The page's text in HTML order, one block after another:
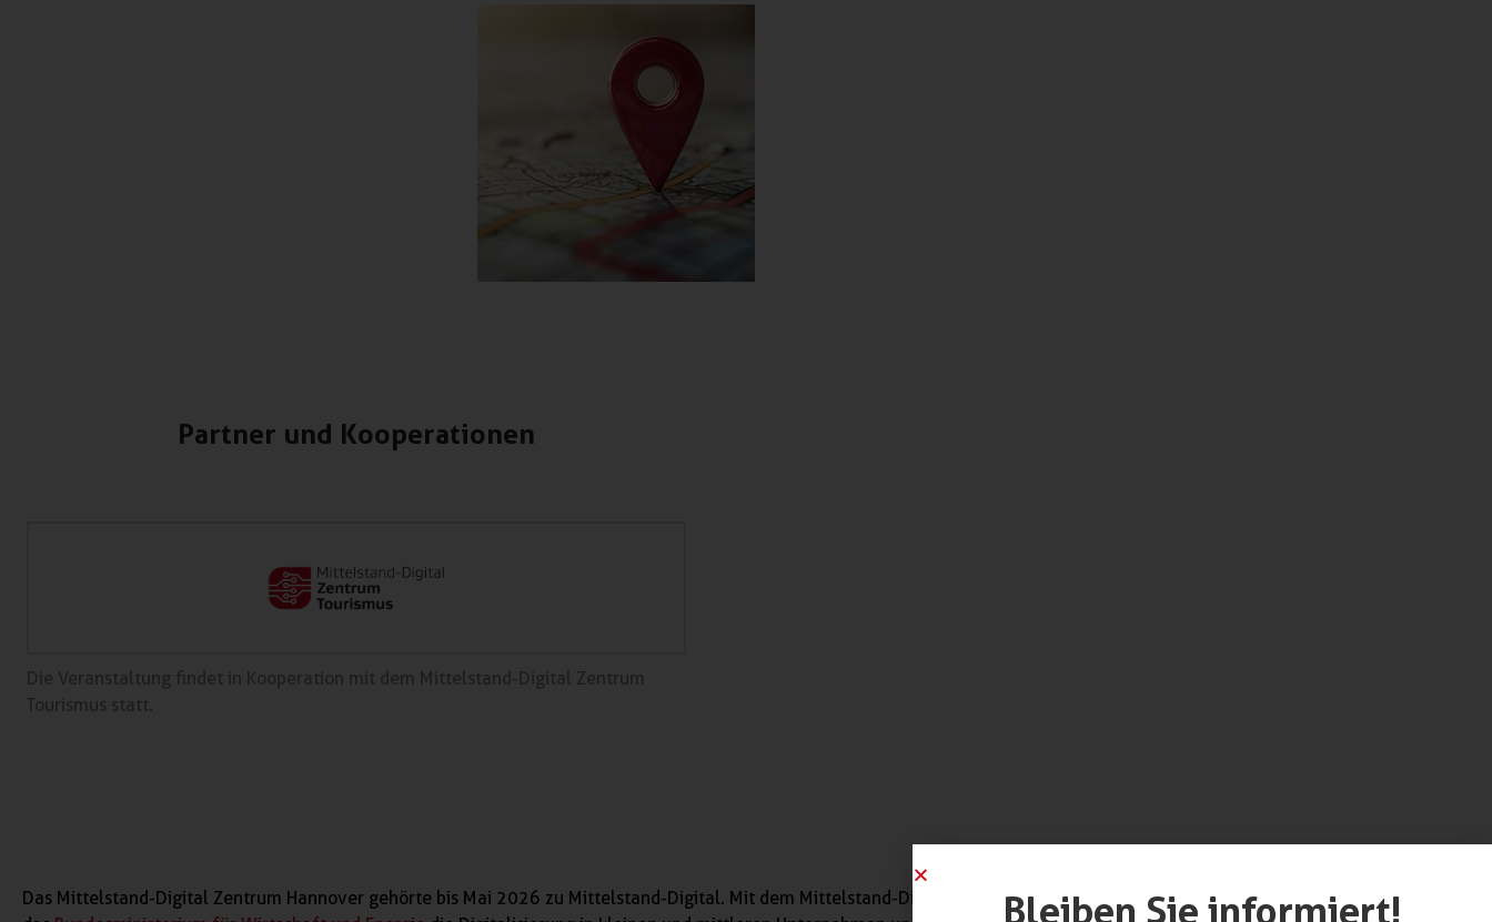
Partner und Kooperationen
Das Mittelstand-Digital Zentrum Hannover gehörte bis Mai 2026 zu Mittelstand-Digital. Mit dem Mittelstand-Digital Netzwerk unterstütztBleiben Sie informiert!